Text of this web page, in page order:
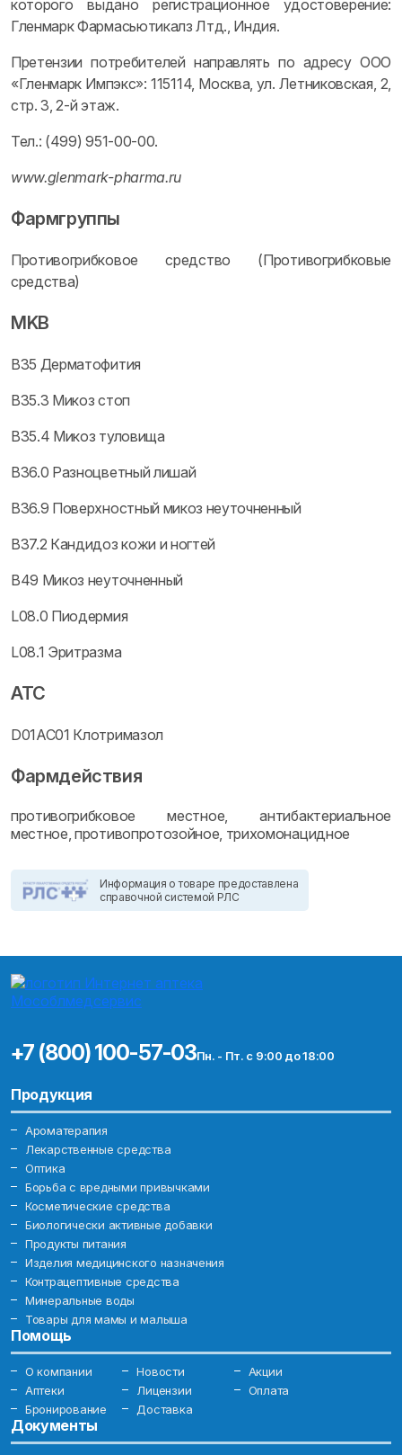
которого выдано регистрационное удостоверение:
Гленмарк Фармасьютикалз Лтд., Индия.
Претензии потребителей направлять по адресу ООО
«Гленмарк Импэкс»: 115114, Москва, ул. Летниковская, 2,
стр. 3, 2-й этаж.
Тел.: (499) 951-00-00.
www.glenmark-pharma.ru
Фармгруппы
Противогрибковое средство (Противогрибковые
средства)
MKB
B35 Дерматофития
B35.3 Микоз стоп
B35.4 Микоз туловища
B36.0 Разноцветный лишай
B36.9 Поверхностный микоз неуточненный
B37.2 Кандидоз кожи и ногтей
B49 Микоз неуточненный
L08.0 Пиодермия
L08.1 Эритразма
ATC
D01AC01 Клотримазол
Фармдействия
противогрибковое местное, антибактериальное
местное, противопротозойное, трихомонацидное
Информация о товаре предоставлена
справочной системой РЛС
+7 (800) 100-57-03Пн. - Пт. с 9:00 до 18:00
Продукция
Ароматерапия
Лекарственные средства
Оптика
Борьба с вредными привычками
Косметические средства
Биологически активные добавки
Продукты питания
Изделия медицинского назначения
Контрацептивные средства
Минеральные воды
Товары для мамы и малыша
Помощь
О компании Новости
Акции
Аптеки
Лицензии
Оплата
Бронирование
Доставка
Документы